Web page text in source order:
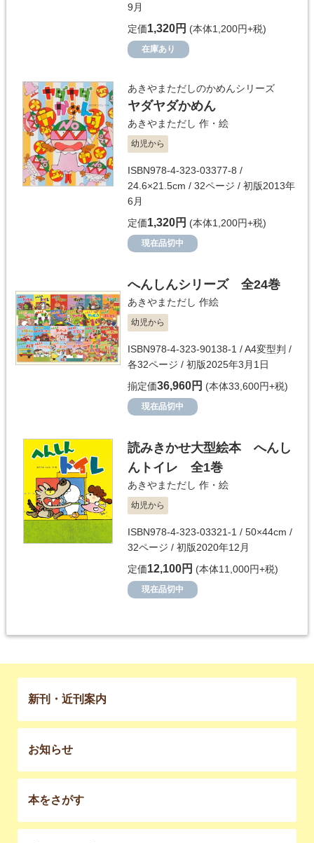
9月
定価1,320円 (本体1,200円+税)
在庫あり
あきやまただしのかめんシリーズ
ヤダヤダかめん
あきやまただし 作・絵
幼児から
ISBN978-4-323-03377-8 /
24.6×21.5cm / 32ページ / 初版2013年
6月
定価1,320円 (本体1,200円+税)
現在品切中
へんしんシリーズ 全24巻
あきやまただし 作絵
幼児から
ISBN978-4-323-90138-1 / A4変型判 /
各32ページ / 初版2025年3月1日
揃定価36,960円 (本体33,600円+税)
現在品切中
読みきかせ大型絵本 へんし
んトイレ 全1巻
あきやまただし 作・絵
幼児から
ISBN978-4-323-03321-1 / 50×44cm /
32ページ / 初版2020年12月
定価12,100円 (本体11,000円+税)
現在品切中
新刊・近刊案内
お知らせ
本をさがす